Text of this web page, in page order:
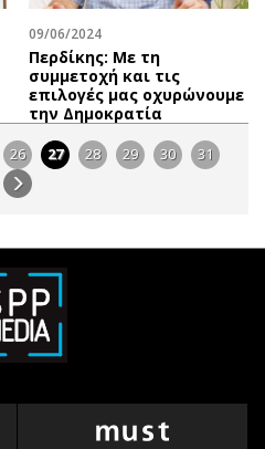
09/06/2024
Περδίκης: Με τη
συμμετοχή και τις
επιλογές μας οχυρώνουμε
την Δημοκρατία
26 27 28 29 30 31